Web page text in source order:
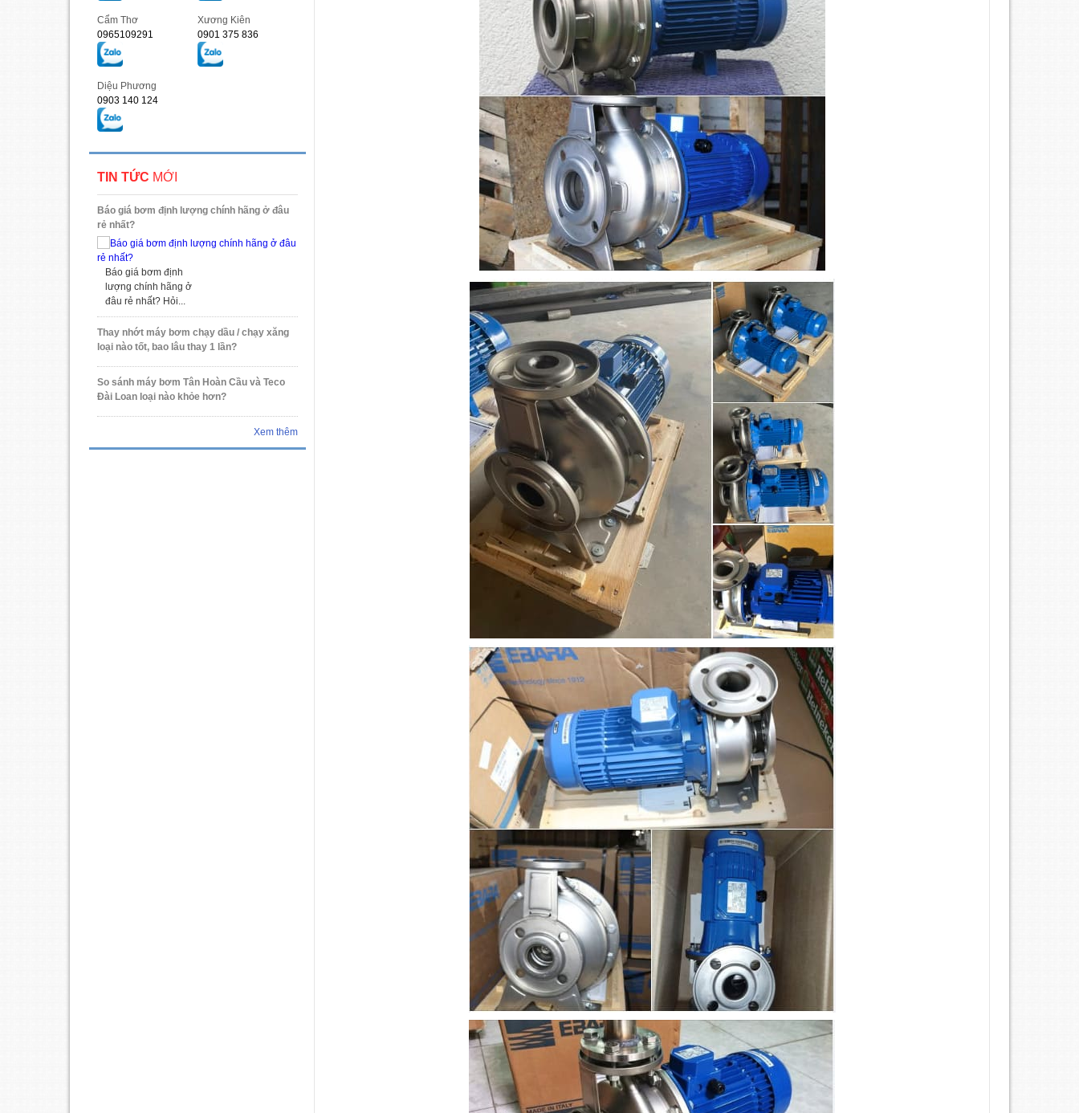
Cẩm Thơ
0965109291
Xương Kiên
0901 375 836
Diệu Phương
0903 140 124
TIN TỨC MỚI
Báo giá bơm định lượng chính hãng ở đâu
rẻ nhất?
Báo giá bơm định
lượng chính hãng ở
đâu rẻ nhất? Hỏi...
Thay nhớt máy bơm chạy dầu / chạy xăng
loại nào tốt, bao lâu thay 1 lần?
So sánh máy bơm Tân Hoàn Cầu và Teco
Đài Loan loại nào khỏe hơn?
Xem thêm